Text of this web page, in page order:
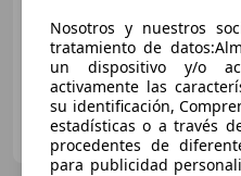
HELP MY CAR
ES-30564 LORQUI
Nosotros y nuestros
tratamiento de
un dispositivo y/o
activamente las
su identificación,
estadísticas o a través
procedentes de
para publicidad